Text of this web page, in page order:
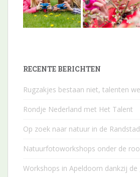
RECENTE BERICHTEN
Rugzakjes bestaan niet, talenten
Rondje Nederland met Het Talent
Op zoek naar natuur in de Randstad
Natuurfotoworkshops onder de
Workshops in Apeldoorn dankzij de